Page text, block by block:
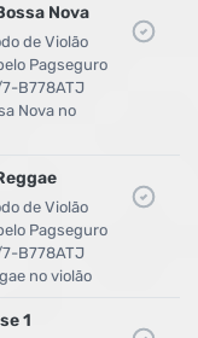
Nova
de Violão
Pagseguro
B778ATJ
Nova no
de Violão
Pagseguro
B778ATJ
no violão
1